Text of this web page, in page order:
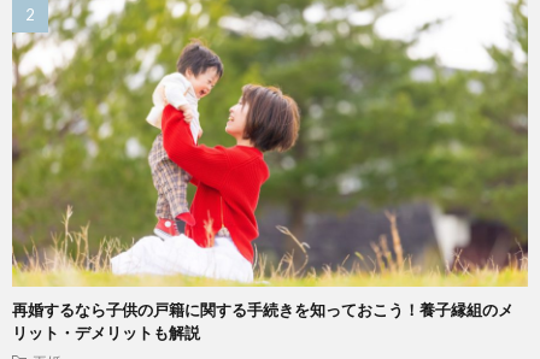
再婚するなら子供の戸籍に関する手続きを知っておこう！養子縁組のメ
リット・デメリットも解説